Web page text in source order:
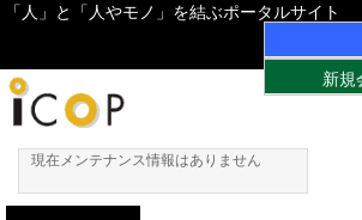
「人」と「人やモノ」を結ぶポータルサイト
新規
現在メンテナンス情報はありません